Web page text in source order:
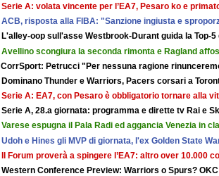
Serie A: volata vincente per l’EA7, Pesaro ko e
ACB, risposta alla FIBA: "Sanzione ingiusta e
L'alley-oop sull'asse Westbrook-Durant guida la Top-5
Avellino scongiura la seconda rimonta e Ragland
CorrSport: Petrucci "Per nessuna ragione
Dominano Thunder e Warriors, Pacers corsari a
Serie A: EA7, con Pesaro è obbligatorio tornare alla
Serie A, 28.a giornata: programma e dirette tv Rai e
Varese espugna il Pala Radi ed aggancia Venezia in
Udoh e Hines gli MVP di giornata, l'ex Golden State
Il Forum proverà a spingere l’EA7: altro over 10.000
Western Conference Preview: Warriors o Spurs?